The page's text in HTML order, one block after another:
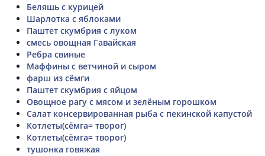
Беляшь с курицей
Шарлотка с яблоками
Паштет скумбрия с луком
смесь овощная Гавайская
Ребра свиные
Маффины с ветчиной и сыром
фарш из сёмги
Паштет скумбрия с яйцом
Овощное рагу с мясом и зелёным горошком
Салат консервированная рыба с пекинской капустой
Котлеты(сёмга= творог)
Котлеты(сёмга= творог)
тушонка говяжая